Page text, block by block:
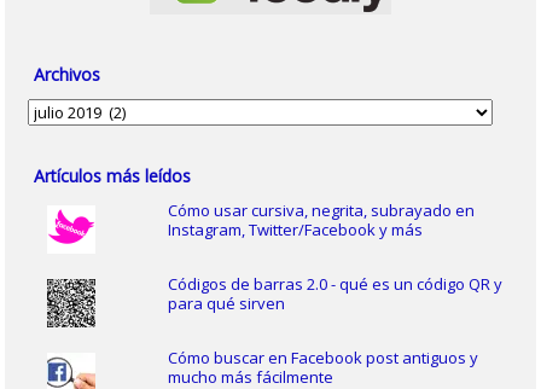
Archivos
Archivos
Artículos más leídos
Cómo usar cursiva, negrita, subrayado en
Instagram, Twitter/Facebook y más
Códigos de barras 2.0 - qué es un código QR y
para qué sirven
Cómo buscar en Facebook post antiguos y
mucho más fácilmente